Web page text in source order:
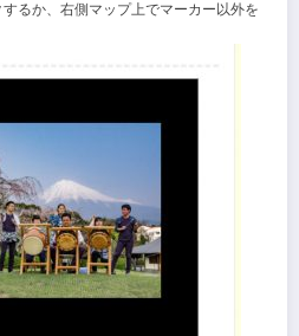
るか、右側マップ上でマーカー以外を